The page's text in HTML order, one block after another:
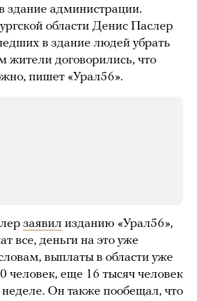
здание администрации.
области Денис Паслер
в здание людей убрать
жители договорились, что
пишет «Урал56».
заявил изданию «Урал56»,
все, деньги на это уже
выплаты в области уже
человек, еще 16 тысяч человек
неделе. Он также пообещал, что